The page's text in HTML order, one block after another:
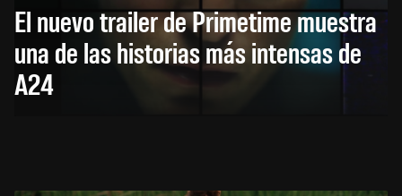
El nuevo trailer de Primetime muestra
una de las historias más intensas de
A24